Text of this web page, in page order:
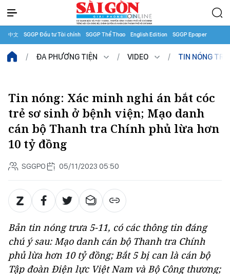
中文 SGGP Đầu tư Tài chính SGGP Thể Thao English Edition SGGP Epaper
ĐA PHƯƠNG TIỆN VIDEO TIN NÓNG
Tin nóng: Xác minh nghi án bắt cóc
trẻ sơ sinh ở bệnh viện; Mạo danh
cán bộ Thanh tra Chính phủ lừa hơn
10 tỷ đồng
SGGPO 05/11/2023 05:50
Bản tin nóng trưa 5-11, có các thông tin đáng
chú ý sau: Mạo danh cán bộ Thanh tra Chính
phủ lừa hơn 10 tỷ đồng; Bắt 5 bị can là cán bộ
Tập đoàn Điện lực Việt Nam và Bộ Công thương;